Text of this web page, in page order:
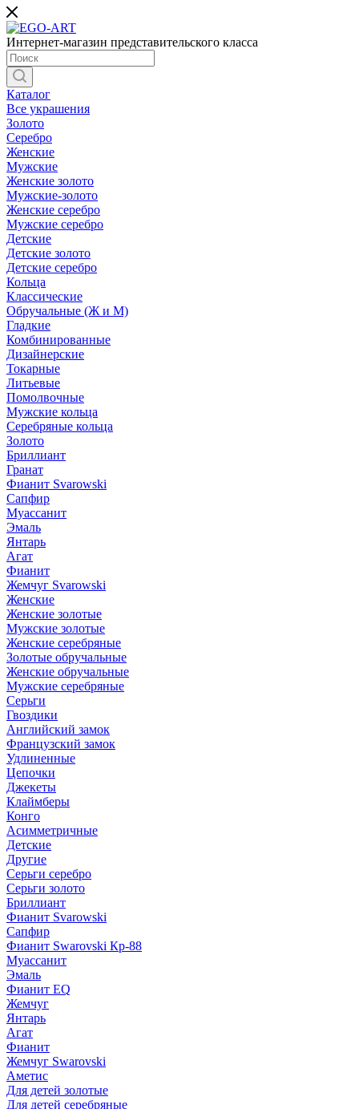
Интернет-магазин представительского класса
Каталог
Все украшения
Золото
Серебро
Женские
Мужские
Женские золото
Мужские-золото
Женские серебро
Мужские серебро
Детские
Детские золото
Детские серебро
Кольца
Классические
Обручальные (Ж и М)
Гладкие
Комбинированные
Дизайнерские
Токарные
Литьевые
Помолвочные
Мужские кольца
Серебряные кольца
Золото
Бриллиант
Гранат
Фианит Svarowski
Сапфир
Муассанит
Эмаль
Янтарь
Агат
Фианит
Жемчуг Svarowski
Женские
Женские золотые
Мужские золотые
Женские серебряные
Золотые обручальные
Женские обручальные
Мужские серебряные
Серьги
Гвоздики
Английский замок
Французский замок
Удлиненные
Цепочки
Джекеты
Клаймберы
Конго
Асимметричные
Детские
Другие
Серьги серебро
Серьги золото
Бриллиант
Фианит Svarowski
Сапфир
Фианит Swarovski Кр-88
Муассанит
Эмаль
Фианит EQ
Жемчуг
Янтарь
Агат
Фианит
Жемчуг Swarovski
Аметис
Для детей золотые
Для детей серебряные